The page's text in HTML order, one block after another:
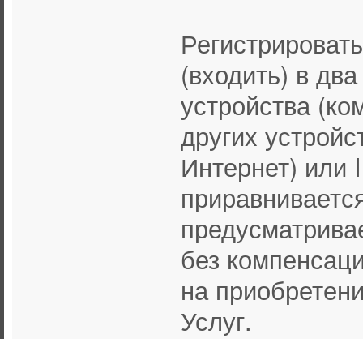
(входить) в
устройства
других
Интернет) или
без
на
Услуг.